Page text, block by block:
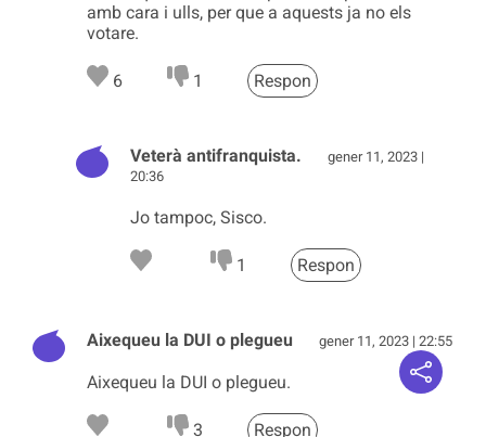
amb cara i ulls, per que a aquests ja no els
votare.
6 1 Respon
Veterà antifranquista.
gener 11, 2023 |
20:36
Jo tampoc, Sisco.
1 Respon
Aixequeu la DUI o plegueu gener 11, 2023 | 22:55
Aixequeu la DUI o plegueu.
3 Respon